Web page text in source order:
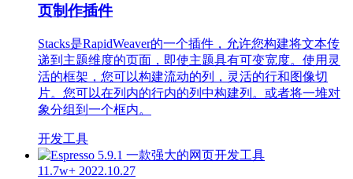
页制作插件
Stacks是RapidWeaver的一个插件，允许您构建将文本传
递到主题维度的页面，即使主题具有可变宽度。使用灵
活的框架，您可以构建流动的列，灵活的行和图像切
片。您可以在列内的行内的列中构建列。或者将一堆对
象分组到一个框内。
开发工具
11.7w+ 2022.10.27